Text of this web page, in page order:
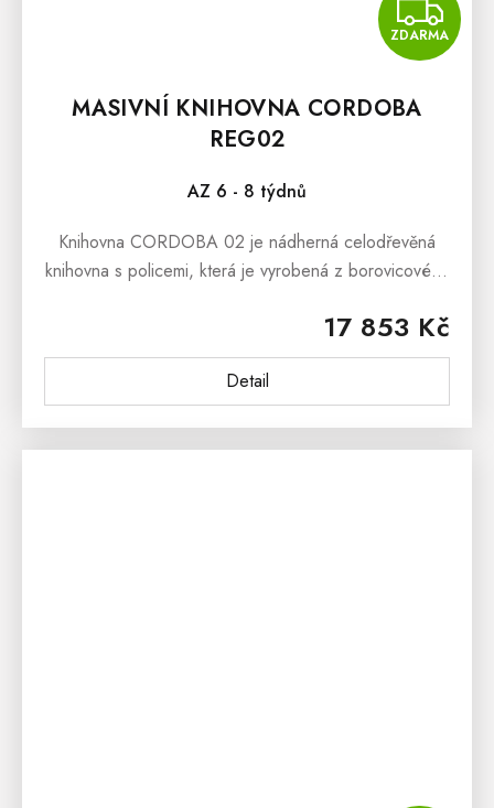
ZDARMA
MASIVNÍ KNIHOVNA CORDOBA
REG02
AZ 6 - 8 týdnů
17 853 Kč
Detail
Knihovna CORDOBA 02 je nádherná celodřevěná
knihovna s policemi, která je vyrobená z borovicového
vhodná do všech interiérů,...